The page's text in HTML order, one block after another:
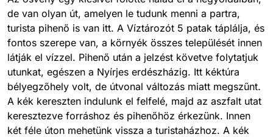
de van olyan út, amelyen le tudunk menni a partra,
turista pihenő is van itt. A Víztározót 5 patak táplálja, és
fontos szerepe van, a környék összes települését innen
látják el vízzel. Pihenő után a jelzést követve folytatjuk
utunkat, egészen a Nyírjes erdészházig. Itt kéktúra
bélyegzőhely volt, de útvonal változás miatt megszűnt.
A kék kereszten indulunk el felfelé, majd az aszfalt utat
keresztezve forráshoz és pihenőhöz érkezünk. Innen
két féle úton mehetünk vissza a turistaházhoz. A kék